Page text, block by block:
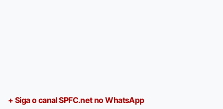
+ Siga o canal SPFC.net no WhatsApp